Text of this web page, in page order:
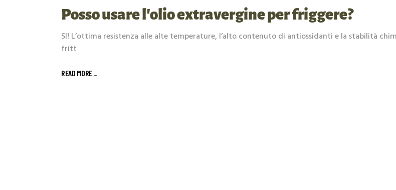
Posso usare l’olio extravergine per friggere?
SI! L’ottima resistenza alle alte temperature, l’alto contenuto di antiossidanti e la stabilità
fritt
READ MORE _